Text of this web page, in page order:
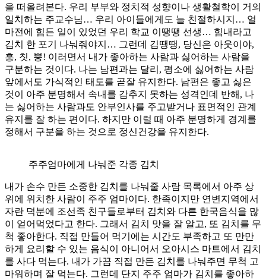
을 떠올려본다. 우리 부부와 정치적 성향이나 생활철학이 거의
일치하는 주교수님… 우리 아이들에게도 늘 친절하시지… 얼
마전에 힘든 일이 있었던 우리 학교 이땡땡 선생… 힘내라고
김치 한 포기 나눠줘야지… 그런데 김땡땡, 당신은 아웃이야,
흥, 칫, 뿡! 이러면서 내가 좋아하는 사람과 싫어하는 사람을
구분하는 것이다. 나는 남편과는 달리, 평소에 싫어하는 사람
앞에서도 가식적인 태도를 곧잘 유지한다. 남편은 좋고 싫은
것이 아주 분명해서 속내를 감추지 못하는 성격인데 반해, 나
는 싫어하는 사람과도 안부인사를 주고받거나 표면적인 관계
유지를 잘 하는 편이다. 하지만 이럴 때 아주 분명하게 경계를
정해서 구분을 하는 것으로 정신건강을 유지한다.
주주엄마에게 나눠준 각종 김치
내가 손수 만든 소중한 김치를 나눠줄 사람 목록에서 아주 상
위에 위치한 사람이 주주 엄마이다. 한족이지만 연변지역에서
자란 덕분에 조선족 친구들로부터 김치와 다른 한국음식을 많
이 얻어먹었다고 한다. 그래서 김치 맛을 잘 알고, 또 김치를 무
척 좋아한다. 직접 만들어 먹기에는 시간도 부족하고 또 만만
하게 요리할 수 있는 음식이 아니어서 오아시스 마트에서 김치
를 사다 먹는다. 내가 가끔 직접 만든 김치를 나눠주면 무척 고
마워하며 잘 먹는다. 그런데 단지 주주 엄마가 김치를 좋아하